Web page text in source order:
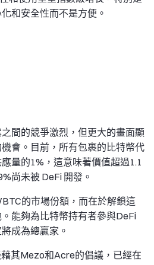
和安全性而不是方便。
間的競爭激烈，但更大的畫面顯
會。目前，所有包裹的比特幣代
量的1%，這意味著價值超過1.1
尚未被 DeFi 開發。
的市場份額，而在於解鎖這
能夠為比特幣持有者參與DeFi
成為總贏家。
其Mezo和Acre的倡議，已經在